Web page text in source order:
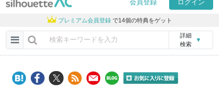
会員登録 ログイン
プレミアム会員登録 で14個の特典をゲット
詳細
検索
▼